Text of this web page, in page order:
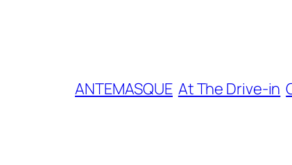
ANTEMASQUE At The Drive-in